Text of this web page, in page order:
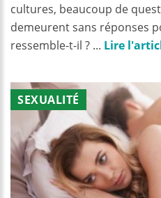
cultures, beaucoup de
demeurent sans réponses
ressemble-t-il ? ... Lire
SEXUALITÉ